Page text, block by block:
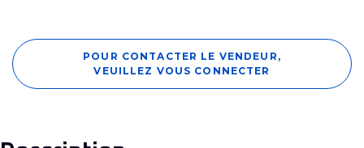
POUR CONTACTER LE VENDEUR,
VEUILLEZ VOUS CONNECTER